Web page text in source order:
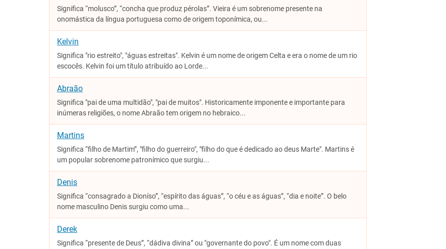
Significa “molusco”, “concha que produz pérolas”. Vieira é um sobrenome presente na
onomástica da língua portuguesa como de origem toponímica, ou...
Kelvin
Significa "rio estreito", "águas estreitas". Kelvin é um nome de origem Celta e era o nome de um rio
escocês. Kelvin foi um título atribuído ao Lorde...
Abraão
Significa "pai de uma multidão", "pai de muitos". Historicamente imponente e importante para
inúmeras religiões, o nome Abraão tem origem no hebraico...
Martins
Significa “filho de Martim”, "filho do guerreiro", "filho do que é dedicado ao deus Marte". Martins é
um popular sobrenome patronímico que surgiu...
Denis
Significa “consagrado a Dioníso”, “espírito das águas”, “o céu e as águas”, “dia e noite”. O belo
nome masculino Denis surgiu como uma...
Derek
Significa “presente de Deus”, “dádiva divina” ou "governante do povo". É um nome com duas